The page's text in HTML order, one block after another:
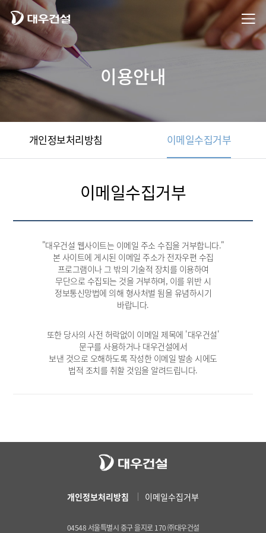
이용안내
개인정보처리방침 이메일수집거부
이메일수집거부
"대우건설 웹사이트는 이메일 주소 수집을 거부합니다."
본 사이트에 게시된 이메일 주소가 전자우편 수집
프로그램이나 그 밖의 기술적 장치를 이용하여
무단으로 수집되는 것을 거부하며, 이를 위반 시
정보통신망법에 의해 형사처벌 됨을 유념하시기
바랍니다.
또한 당사의 사전 허락없이 이메일 제목에 '대우건설'
문구를 사용하거나 대우건설에서
보낸 것으로 오해하도록 작성한 이메일 발송 시에도
법적 조치를 취할 것임을 알려드립니다.
개인정보처리방침 이메일수집거부
04548 서울특별시 중구 을지로 170 ㈜대우건설